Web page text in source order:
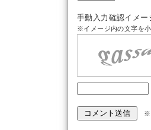
手動入力確認イメー
※イメージ内の文字を小
※